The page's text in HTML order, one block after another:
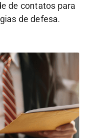
de contatos para
de defesa.